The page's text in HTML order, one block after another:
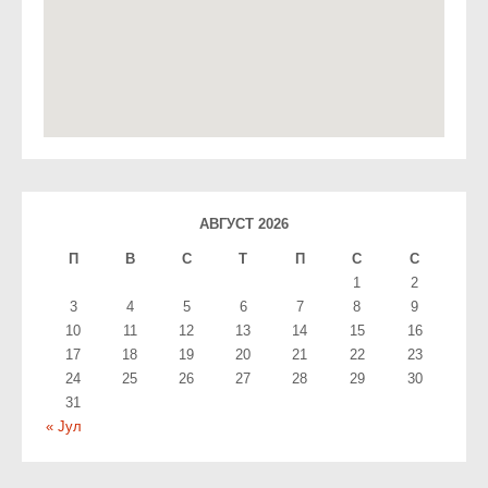
АВГУСТ 2026
П В С T П С С
« Јул
1
2
3
4 5 6 7 8
9
10
11 12 13 14 15
16
17
18 19 20 21 22
23
24
25 26 27 28 29
30
31